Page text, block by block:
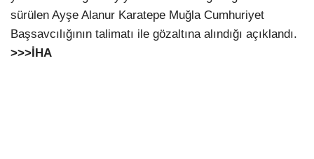
sürülen Ayşe Alanur Karatepe Muğla Cumhuriyet
Başsavcılığının talimatı ile gözaltına alındığı açıklandı.
>>>İHA